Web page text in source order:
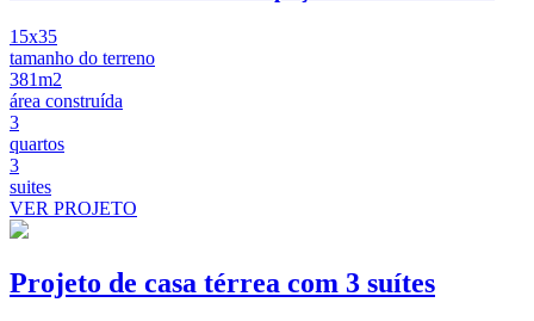
15x35
tamanho do terreno
381m2
área construída
3
quartos
3
suites
VER PROJETO
Projeto de casa térrea com 3 suítes